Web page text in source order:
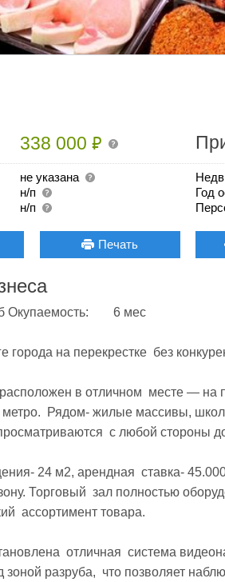
338 000₽
не указана
н/п
н/п
Год
Печать
города на перекрестке  без
метро.  Рядом- жилые массивы,
с любой стороны
Торговый  зал полностью
ассортимент товара.
зоной разруба,  что позволяет